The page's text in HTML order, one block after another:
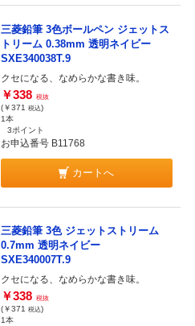
三菱鉛筆 3色ボールペン ジェットス
トリーム 0.38mm 透明ネイビー
SXE340038T.9
クセになる、なめらかな書き味。
￥338 税抜
(￥371 税込)
1本
3ポイント
お申込番号 B11768
カートへ
三菱鉛筆 3色 ジェットストリーム
0.7mm 透明ネイビー
SXE340007T.9
クセになる、なめらかな書き味。
￥338 税抜
(￥371 税込)
1本